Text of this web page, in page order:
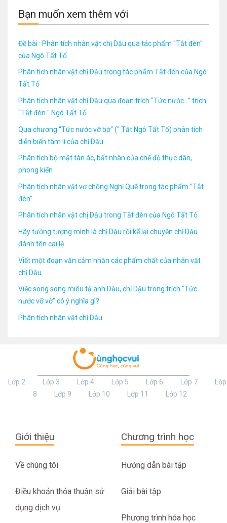
Bạn muốn xem thêm với
Đề bài : Phân tích nhân vật chị Dậu qua tác phẩm "Tắt đèn"
của Ngô Tất Tố
Phân tích nhân vật chị Dậu trong tác phẩm Tắt đèn của Ngô
Tất Tố
Phân tích nhân vật chị Dậu qua đoạn trích “Tức nước…” trích
“Tắt đèn " Ngô Tất Tố
Qua chương “Tức nước vỡ bờ" (" Tắt Ngô Tất Tố) phân tích
diễn biến tâm lí của chị Dậu
Phân tích bộ mặt tàn ác, bất nhân của chế độ thực dân,
phong kiến
Phân tích nhân vật vợ chồng Nghị Quế trong tác phẩm "Tắt
đèn”
Phân tích nhân vật chị Dậu trong Tắt đèn của Ngô Tất Tố
Hãy tưởng tượng mình là chị Dậu rồi kể lại chuyện chị Dậu
đánh tên cai lệ
Viết một đoạn văn cảm nhận các phẩm chất của nhân vật
chị Dậu
Việc song song miêu tả anh Dậu, chị Dậu trong trích "Tức
nước vỡ vờ" có ý nghĩa gì?
Phân tích nhân vật chị Dậu
Lớp 2 Lớp 3 Lớp 4 Lớp 5 Lớp 6 Lớp 7
Lớp
8
Lớp 9 Lớp 10 Lớp 11 Lớp 12
Giới thiệu
Về chúng tôi
Điều khoản thỏa thuận sử
dụng dịch vụ
Chương trình học
Hướng dẫn bài tập
Giải bài tập
Phương trình hóa học